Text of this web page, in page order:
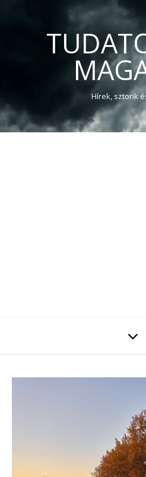
Hírek, sztorik